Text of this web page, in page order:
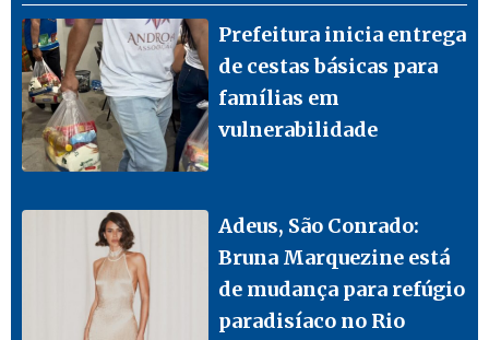
Prefeitura inicia entrega
de cestas básicas para
famílias em
vulnerabilidade
Adeus, São Conrado:
Bruna Marquezine está
de mudança para refúgio
paradisíaco no Rio